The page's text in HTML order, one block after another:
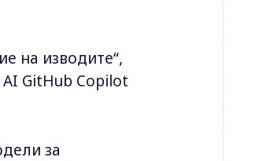
на изводите“,
GitHub Copilot
за